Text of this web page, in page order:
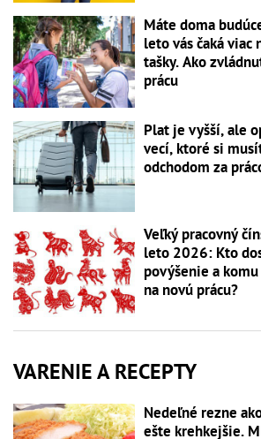
Máte doma
leto vás čaká viac
tašky. Ako
prácu
Plat je vyšší, ale
vecí, ktoré si
odchodom za
Veľký pracovný
leto 2026: Kto
povýšenie a
na novú prácu?
VARENIE A RECEPTY
Nedeľné rezne
ešte krehkejšie.